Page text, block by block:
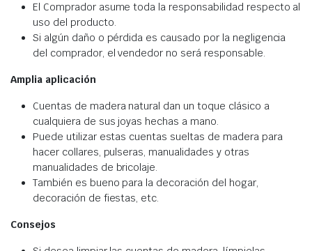
El Comprador asume toda la responsabilidad respecto al
uso del producto.
Si algún daño o pérdida es causado por la negligencia
del comprador, el vendedor no será responsable.
Amplia aplicación
Cuentas de madera natural dan un toque clásico a
cualquiera de sus joyas hechas a mano.
Puede utilizar estas cuentas sueltas de madera para
hacer collares, pulseras, manualidades y otras
manualidades de bricolaje.
También es bueno para la decoración del hogar,
decoración de fiestas, etc.
Consejos